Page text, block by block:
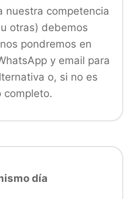
nuestra competencia
otras) debemos
pondremos en
y email para
o, si no es
completo.
día